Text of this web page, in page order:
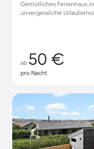
Gemütliches Ferienhaus
unvergessliche
ab 50 €
pro Nacht